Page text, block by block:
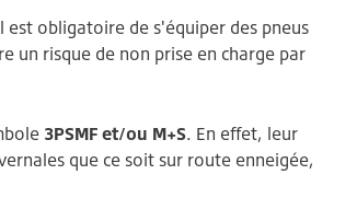
obligatoire de s'équiper des pneus
un risque de non prise en charge par
3PSMF et/ou M+S. En effet, leur
que ce soit sur route enneigée,